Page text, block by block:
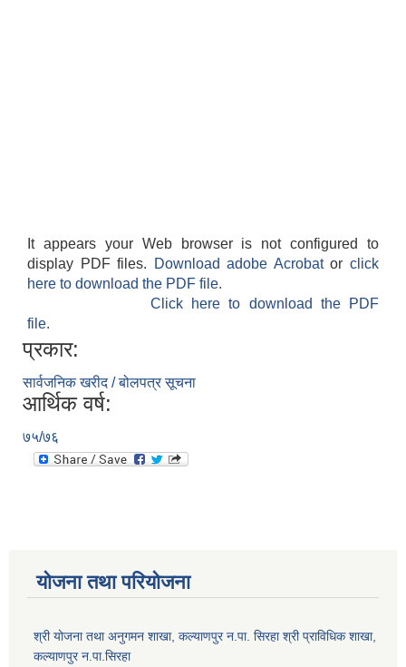
It appears your Web browser is not configured to
display PDF files.
Download adobe Acrobatorclick
here to download the PDF file.
Click here to download the PDF
file.
प्रकार:
सार्वजनिक खरीद / बोलपत्र सूचना
आर्थिक वर्ष:
७५/७६
योजना तथा परियोजना
श्री योजना तथा अनुगमन शाखा, कल्याणपुर न.पा. सिरहा श्री प्राविधिक शाखा,
कल्याणपुर न.पा.सिरहा